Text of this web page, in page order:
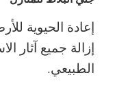
إعادة الحيوية
إزالة جميع آثار
الطبيعي.